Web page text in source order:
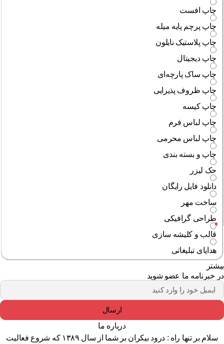
چاپ افست
چاپ پرچم پایه میله
چاپ پلاستیک نایلون
چاپ دیجیتال
چاپ ساک پارچه‌ای
چاپ ظروف پذیرایی
چاپ کیسه
چاپ لباس فرم
چاپ لباس محرمی
چاپ و بسته بندی
حک لیزر
دانلود فایل رایگان
ساخت مهر
طراحی گرافیکی
قالب و کلیشه سازی
هدایای تبلیغاتی
خبرنامه ما عضو شوید
ارسال
درباره ما
سلام بر تنها راه : درود بیکران بر شما از سال ۱۳۸۹ که شروع فعالیت